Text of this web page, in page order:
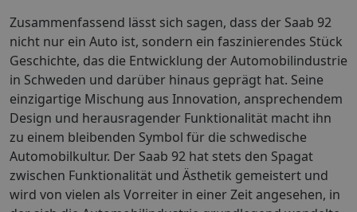
Zusammenfassend lässt sich sagen, dass der Saab 92
nicht nur ein Auto ist, sondern ein faszinierendes Stück
Geschichte, das die Entwicklung der Automobilindustrie
in Schweden und darüber hinaus geprägt hat. Seine
einzigartige Mischung aus Innovation, ansprechendem
Design und herausragender Funktionalität macht ihn
zu einem bleibenden Symbol für die schwedische
Automobilkultur. Der Saab 92 hat stets den Spagat
zwischen Funktionalität und Ästhetik gemeistert und
wird von vielen als Vorreiter in einer Zeit angesehen, in